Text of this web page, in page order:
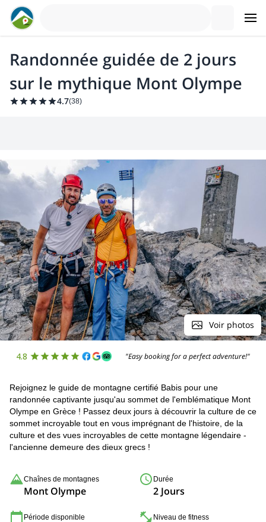
Randonnée guidée de 2 jours
sur le mythique Mont Olympe
4.7(38)
Voir photos
4.8 "Easy booking for a perfect adventure!"
Rejoignez le guide de montagne certifié Babis pour une
randonnée captivante jusqu'au sommet de l'emblématique Mont
Olympe en Grèce ! Passez deux jours à découvrir la culture de ce
sommet incroyable tout en vous imprégnant de l'histoire, de la
culture et des vues incroyables de cette montagne légendaire -
l'ancienne demeure des dieux grecs !
Chaînes de montagnes
Mont Olympe
Durée
2 Jours
Période disponible Niveau de fitness